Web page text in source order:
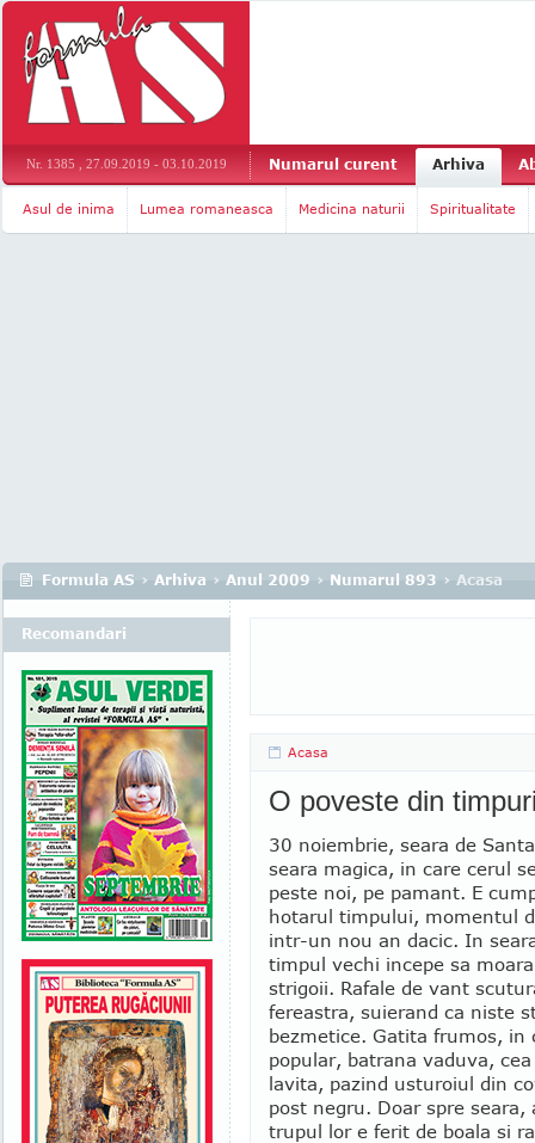
Nr. 1385 , 27.09.2019 - 03.10.2019 Numarul curent Arhiva
Asul de inima Lumea romaneasca Medicina naturii Spiritualitate
Formula AS › Arhiva › Anul 2009 › Numarul 893 › Acasa
Acasa
O poveste din
30 noiembrie, seara de
seara magica, in care cerul
peste noi, pe pamant. E
hotarul timpului, momentul
intr-un nou an dacic. In
timpul vechi incepe sa
strigoii. Rafale de vant
fereastra, suierand ca niste
bezmetice. Gatita frumos, in
popular, batrana vaduva,
lavita, pazind usturoiul din
post negru. Doar spre
trupul lor e ferit de boala si
Recomandari